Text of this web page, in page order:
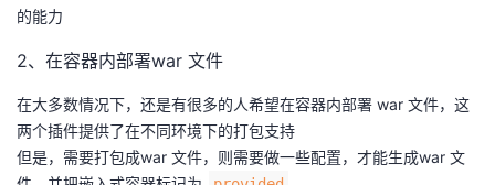
坛
圈
子
的
直
播
我
的
活
动
我
的
关
我
的
我
的能力
2、在容器内部署war 文件
在大多数情况下，还是有很多的人希望在容器内部署 war 文件，这
两个插件提供了在不同环境下的打包支持
但是，需要打包成war 文件，则需要做一些配置，才能生成war 文